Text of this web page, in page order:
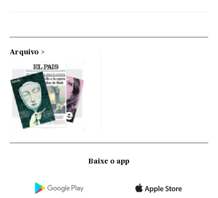
Arquivo
Baixe o app